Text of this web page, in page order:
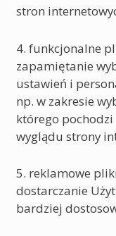
stron
4. funkcjonalne
zapamiętanie
ustawień i
np. w zakresie
którego
wyglądu strony
5. reklamowe
dostarczanie
bardziej